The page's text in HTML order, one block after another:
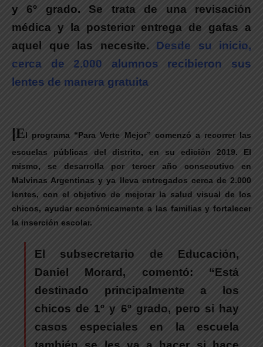
y 6º grado. Se trata de una revisación
médica y la posterior entrega de gafas a
aquel que las necesite. Desde su inicio,
cerca de 2.000 alumnos recibieron sus
lentes de manera gratuita
|El programa “Para Verte Mejor” comenzó a recorrer las
escuelas públicas del distrito, en su edición 2019. El
mismo, se desarrolla por tercer año consecutivo en
Malvinas Argentinas y ya lleva entregados cerca de 2.000
lentes, con el objetivo de mejorar la salud visual de los
chicos, ayudar económicamente a las familias y fortalecer
la inserción escolar.
El subsecretario de Educación,
Daniel Morard, comentó: “Está
destinado principalmente a los
chicos de 1º y 6º grado, pero si hay
casos especiales en la escuela